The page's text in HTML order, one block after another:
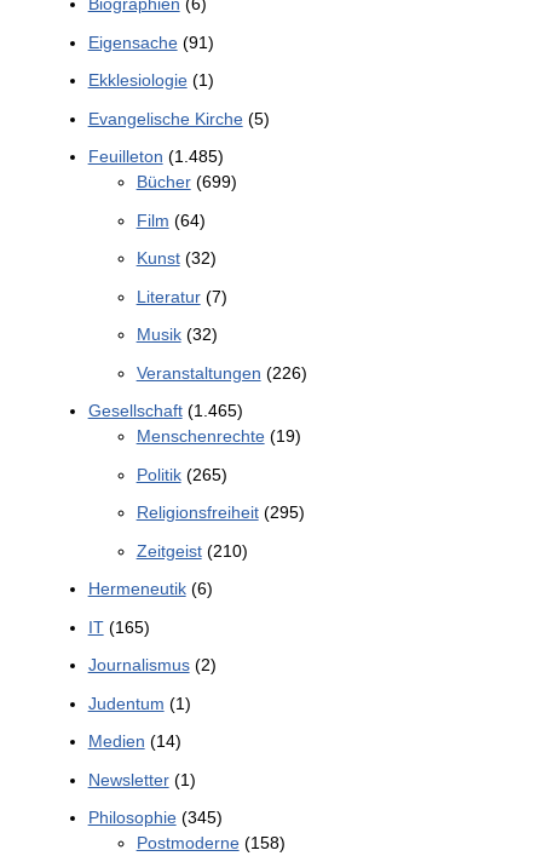
Eigensache(91)
Ekklesiologie(1)
Evangelische Kirche(5)
Feuilleton (1.485)
Bücher(699)
Film (64)
Kunst(32)
Literatur(7)
Musik(32)
Veranstaltungen (226)
Gesellschaft(1.465)
Menschenrechte(19)
Politik(265)
Religionsfreiheit(295)
Zeitgeist(210)
Hermeneutik(6)
IT(165)
Journalismus(2)
Judentum (1)
Medien (14)
Newsletter(1)
Philosophie(345)
Postmoderne(158)